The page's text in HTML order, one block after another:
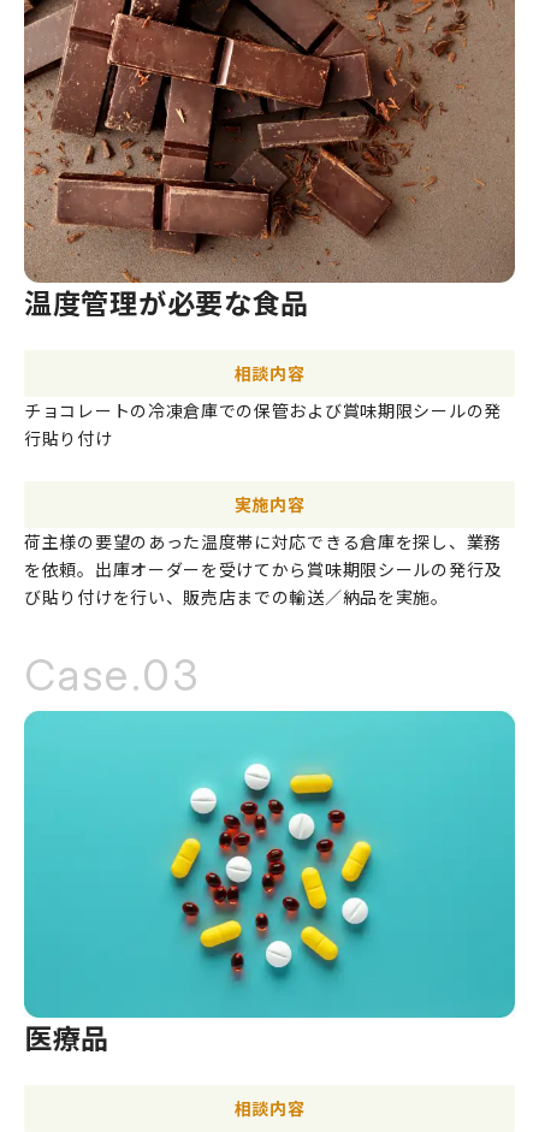
温度管理が必要な食品
相談内容
チョコレートの冷凍倉庫での保管および賞味期限シールの発
行貼り付け
実施内容
荷主様の要望のあった温度帯に対応できる倉庫を探し、業務
を依頼。出庫オーダーを受けてから賞味期限シールの発行及
び貼り付けを行い、販売店までの輸送／納品を実施。
Case.03
医療品
相談内容